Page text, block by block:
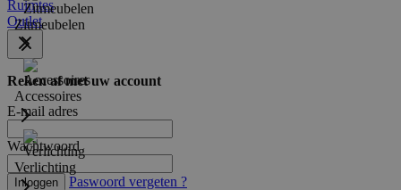
Zitmeubelen
Accessoires
Verlichting
Ruimtes
Outlet
Reken af met uw account
E-mail adres
Wachtwoord
Inloggen Paswoord vergeten ?